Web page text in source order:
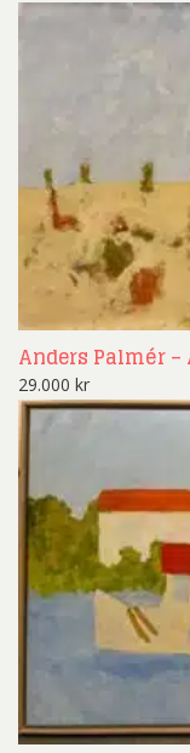
Anders Palmér
29.000 kr